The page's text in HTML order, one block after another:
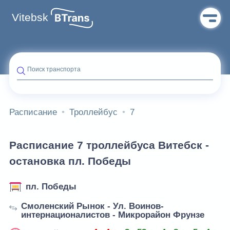
Vitebsk
Поиск транспорта
Расписание Троллейбус 7
Расписание 7 троллейбуса Витебск -
остановка пл. Победы
пл. Победы
Смоленский Рынок - Ул. Воинов-
интернационалистов - Микрорайон Фрунзе